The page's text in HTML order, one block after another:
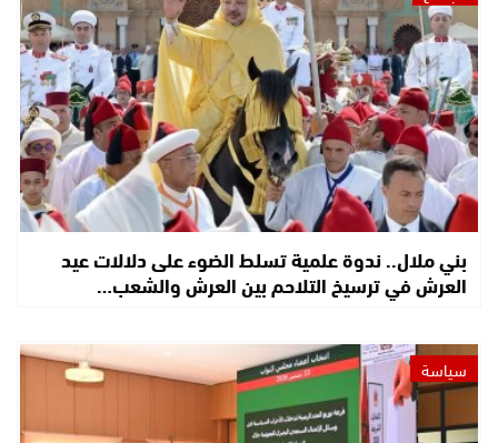
بني ملال.. ندوة علمية تسلط الضوء على دلالات عيد
العرش في ترسيخ التلاحم بين العرش والشعب…
سياسة